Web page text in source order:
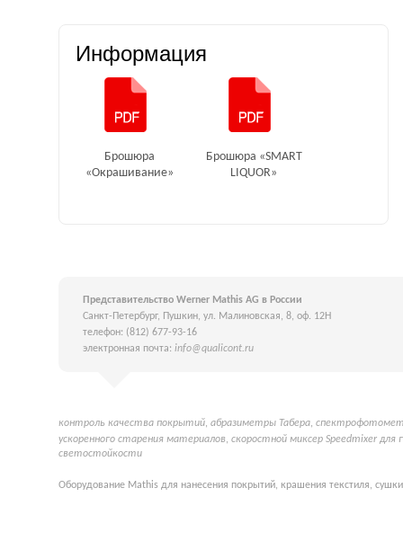
Информация
Брошюра
«Окрашивание»
Брошюра «SMART
LIQUOR»
Представительство Werner Mathis AG в России
Санкт-Петербург, Пушкин, ул. Малиновская, 8, оф. 12Н
телефон: (812) 677-93-16
электронная почта: info@qualicont.ru
контроль качества покрытий, абразиметры Табера,
ускоренного старения материалов, скоростной миксер Speedmixer для
светостойкости
Оборудование Mathis для нанесения покрытий, крашения текстиля,